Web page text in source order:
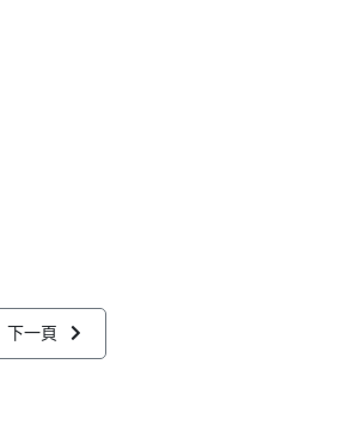
下一篇文章: 暑期化學課程2024' 報名中 !!
下一頁